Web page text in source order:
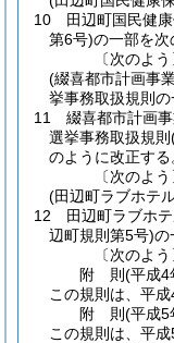
10
田辺町国民健
第6号)の一部を次
〔次のよ
(綴喜都市計画事
挙事務取扱規則
11
綴喜都市計画
選挙事務取扱規則
のように改正する
〔次のよ
(田辺町ラブホテ
12
田辺町ラブホ
辺町規則第5号)の
〔次のよ
附 則(平成4
この規則は、平
附 則(平成5
この規則は、平